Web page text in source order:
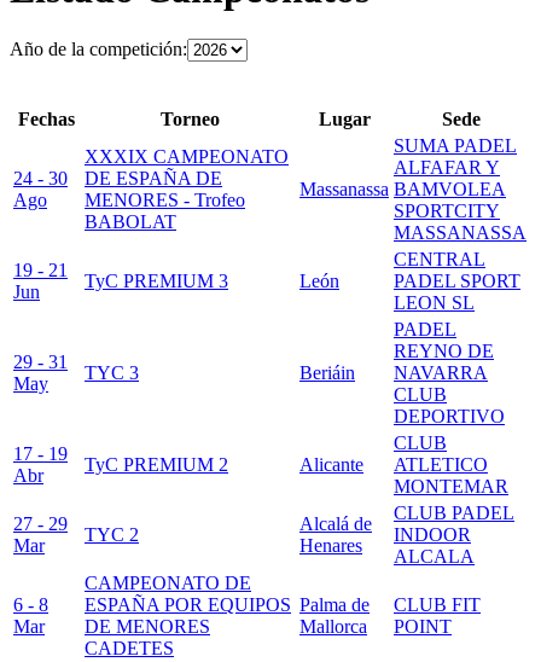
Año de la competición:
Fechas Torneo Lugar Sede
24 - 30
Ago
XXXIX CAMPEONATO
DE ESPAÑA DE
MENORES - Trofeo
BABOLAT
Massanassa
SUMA PADEL
ALFAFAR Y
BAMVOLEA
SPORTCITY
MASSANASSA
19 - 21
Jun
TyC PREMIUM 3 León
CENTRAL
PADEL SPORT
LEON SL
29 - 31
May
TYC 3 Beriáin
PADEL
REYNO DE
NAVARRA
CLUB
DEPORTIVO
17 - 19
Abr
TyC PREMIUM 2 Alicante
CLUB
ATLETICO
MONTEMAR
27 - 29
Mar
TYC 2
Alcalá de
Henares
CLUB PADEL
INDOOR
ALCALA
6 - 8
Mar
CAMPEONATO DE
ESPAÑA POR EQUIPOS
DE MENORES
CADETES
Palma de
Mallorca
CLUB FIT
POINT